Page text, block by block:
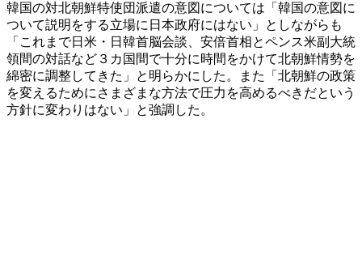
韓国の対北朝鮮特使団派遣の意図については「韓国の意図に
ついて説明をする立場に日本政府にはない」としながらも
「これまで日米・日韓首脳会談、安倍首相とペンス米副大統
領間の対話など３カ国間で十分に時間をかけて北朝鮮情勢を
綿密に調整してきた」と明らかにした。また「北朝鮮の政策
を変えるためにさまざまな方法で圧力を高めるべきだという
方針に変わりはない」と強調した。